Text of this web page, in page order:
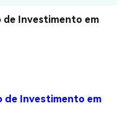
de Investimento em
de Investimento em